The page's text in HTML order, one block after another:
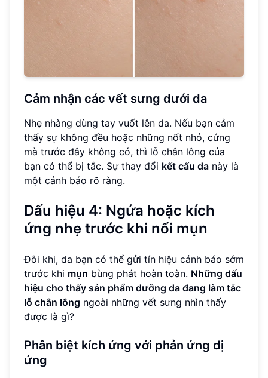
Cảm nhận các vết sưng dưới da
Nhẹ nhàng dùng tay vuốt lên da. Nếu bạn cảm
thấy sự không đều hoặc những nốt nhỏ, cứng
mà trước đây không có, thì lỗ chân lông của
bạn có thể bị tắc. Sự thay đổi kết cấu da này là
một cảnh báo rõ ràng.
Dấu hiệu 4: Ngứa hoặc kích
ứng nhẹ trước khi nổi mụn
Đôi khi, da bạn có thể gửi tín hiệu cảnh báo sớm
trước khi mụn bùng phát hoàn toàn. Những dấu
hiệu cho thấy sản phẩm dưỡng da đang làm tắc
lỗ chân lông ngoài những vết sưng nhìn thấy
được là gì?
Phân biệt kích ứng với phản ứng dị
ứng